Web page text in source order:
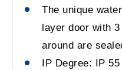
The unique
layer door with
around are
IP Degree: IP 55